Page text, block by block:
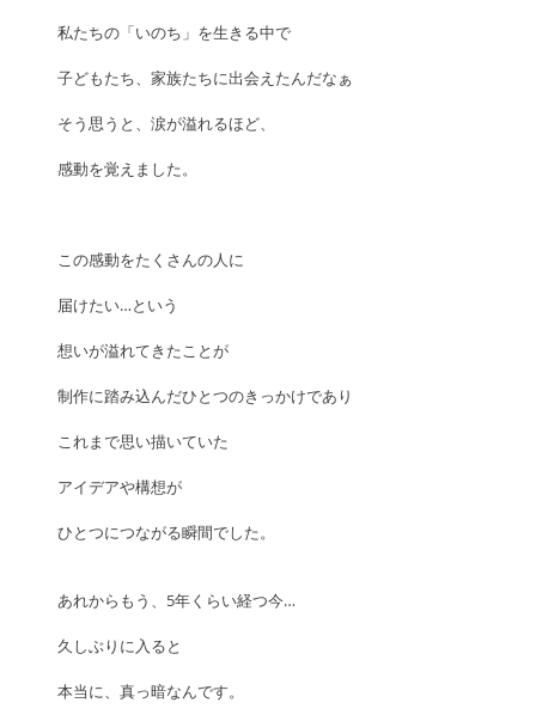
私たちの「いのち」を生きる中で
子どもたち、家族たちに出会えたんだなぁ
そう思うと、涙が溢れるほど、
感動を覚えました。
この感動をたくさんの人に
届けたい…という
想いが溢れてきたことが
制作に踏み込んだひとつのきっかけであり
これまで思い描いていた
アイデアや構想が
ひとつにつながる瞬間でした。
あれからもう、5年くらい経つ今…
久しぶりに入ると
本当に、真っ暗なんです。